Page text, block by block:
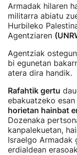
Armadak hilaren
militarra abiatu
Hurbileko
Agentziaren
Agentziak
bi egunetan
atera dira handik.
Rafahtik gertu
ebakuatzeko
horietan hainbat
Dozenaka
kanpalekuetan,
Israelgo Armadak
erdialdean